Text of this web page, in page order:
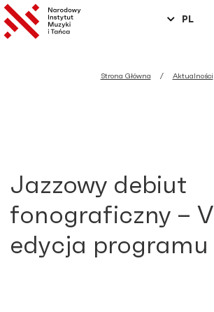
PL
Strona Główna Aktualności
Jazzowy debiut
fonograficzny – VI
edycja programu